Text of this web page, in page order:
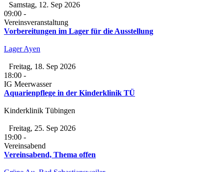
Samstag, 12. Sep 2026
09:00 -
Vereinsveranstaltung
Vorbereitungen im Lager für die Ausstellung
Lager Ayen
Freitag, 18. Sep 2026
18:00 -
IG Meerwasser
Aquarienpflege in der Kinderklinik TÜ
Kinderklinik Tübingen
Freitag, 25. Sep 2026
19:00 -
Vereinsabend
Vereinsabend, Thema offen